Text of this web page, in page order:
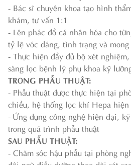
- Bác sĩ chuyên khoa tạo hình
khám, tư vấn 1:1
- Lên phác đồ cá nhân hóa cho
tỷ lệ vóc dáng, tình trạng và mong
- Thực hiện đầy đủ bộ xét
sàng lọc bệnh lý phụ khoa kỹ
TRONG PHẪU THUẬT:
- Phẫu thuật được thực hiện tại
chiều, hệ thống lọc khí Hepa
- Ứng dụng công nghệ hiện đại,
trong quá trình phẫu thuật
SAU PHẪU THUẬT:
- Chăm sóc hậu phẫu tại phòng